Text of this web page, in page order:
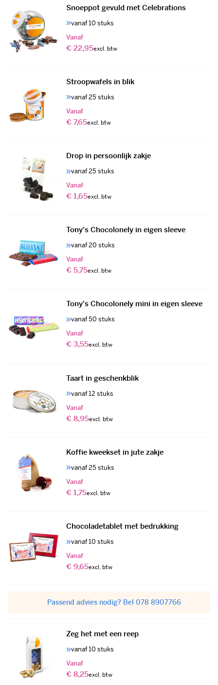
Snoeppot gevuld met Celebrations
vanaf 10 stuks
Vanaf
€ 22,95
Stroopwafels in blik
vanaf 25 stuks
Vanaf
€ 7,65
Drop in persoonlijk zakje
vanaf 25 stuks
Vanaf
€ 1,65
Tony's Chocolonely in eigen sleeve
vanaf 20 stuks
Vanaf
€ 5,75
Tony's Chocolonely mini in eigen sleeve
vanaf 50 stuks
Vanaf
€ 3,55
Taart in geschenkblik
vanaf 12 stuks
Vanaf
€ 8,95
Koffie kweekset in jute zakje
vanaf 25 stuks
Vanaf
€ 1,75
Chocoladetablet met bedrukking
vanaf 10 stuks
Vanaf
€ 9,65
Passend advies nodig? Bel 078 8907766
Zeg het met een reep
vanaf 10 stuks
Vanaf
€ 8,25